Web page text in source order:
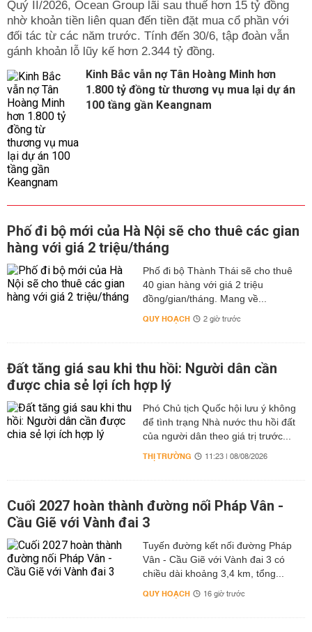
Quý II/2026, Ocean Group lãi sau thuế hơn 15 tỷ đồng
nhờ khoản tiền liên quan đến tiền đặt mua cổ phần với
đối tác từ các năm trước. Tính đến 30/6, tập đoàn vẫn
gánh khoản lỗ lũy kế hơn 2.344 tỷ đồng.
Kinh Bắc vẫn nợ Tân Hoàng Minh hơn
1.800 tỷ đồng từ thương vụ mua lại dự án
100 tầng gần Keangnam
Phố đi bộ mới của Hà Nội sẽ cho thuê các gian
hàng với giá 2 triệu/tháng
Phố đi bộ Thành Thái sẽ cho thuê
40 gian hàng với giá 2 triệu
đồng/gian/tháng. Mang về...
QUY HOẠCH 2 giờ trước
Đất tăng giá sau khi thu hồi: Người dân cần
được chia sẻ lợi ích hợp lý
Phó Chủ tịch Quốc hội lưu ý không
để tình trạng Nhà nước thu hồi đất
của người dân theo giá trị trước...
THỊ TRƯỜNG 11:23 | 08/08/2026
Cuối 2027 hoàn thành đường nối Pháp Vân -
Cầu Giẽ với Vành đai 3
Tuyến đường kết nối đường Pháp
Vân - Cầu Giẽ với Vành đai 3 có
chiều dài khoảng 3,4 km, tổng...
QUY HOẠCH 16 giờ trước